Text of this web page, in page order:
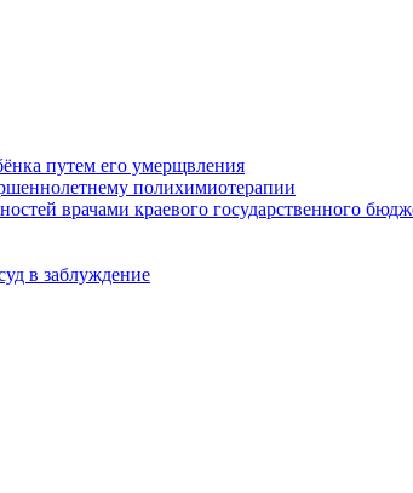
путем его умерщвления
полихимиотерапии
врачами краевого государственного
в заблуждение